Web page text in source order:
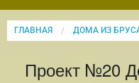
ГЛАВНАЯ ДОМА ИЗ
Проект №20